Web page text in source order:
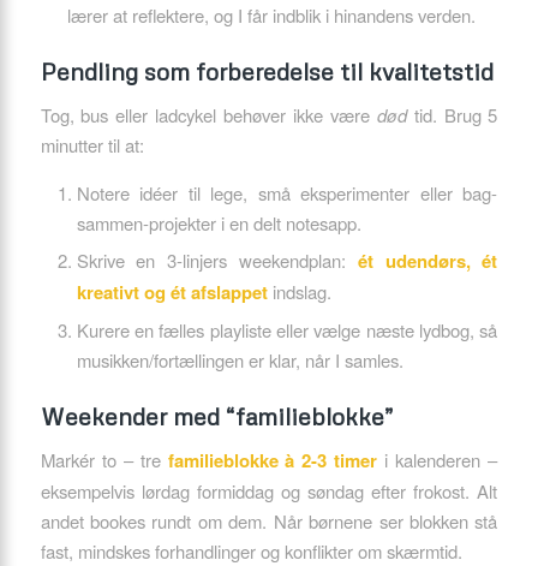
lærer at reflektere, og I får indblik i hinandens verden.
Pendling som forberedelse til kvalitetstid
Tog, bus eller ladcykel behøver ikke være dødtid. Brug 5
minutter til at:
Notere idéer til lege, små eksperimenter eller bag-
sammen-projekter i en delt notesapp.
Skrive en 3-linjers weekendplan: ét udendørs, ét
kreativt og ét afslappetindslag.
Kurere en fælles playliste eller vælge næste lydbog, så
musikken/fortællingen er klar, når I samles.
Weekender med “familieblokke”
Markér to – tre familieblokke à 2-3 timer i kalenderen –
eksempelvis lørdag formiddag og søndag efter frokost. Alt
andet bookes rundt om dem. Når børnene ser blokken stå
fast, mindskes forhandlinger og konflikter om skærmtid.